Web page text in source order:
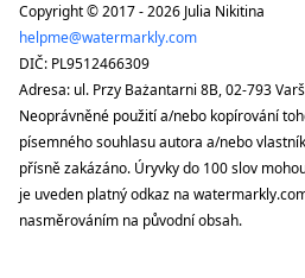
Copyright © 2017 - 2026 Julia Nikitina
helpme@watermarkly.com
DIČ: PL9512466309
Adresa: ul. Przy Bażantarni 8B, 02-793
Neoprávněné použití a/nebo kopírování
písemného souhlasu autora a/nebo
přísně zakázáno. Úryvky do 100 slov
je uveden platný odkaz na
nasměrováním na původní obsah.